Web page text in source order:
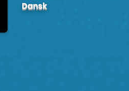
Dansk